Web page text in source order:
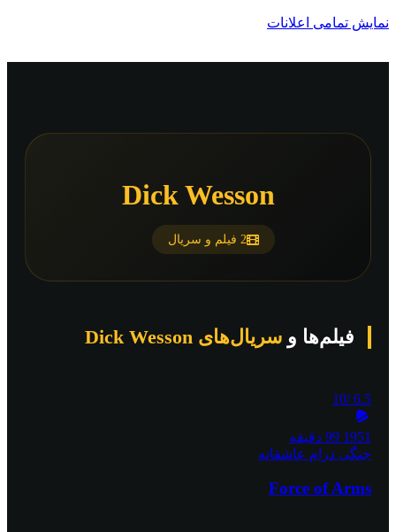
نمایش تمامی اعلانات
Dick Wesson
2 فیلم و سریال
فیلم‌ها و سریال‌های Dick Wesson
6.5
/10
1951 99 دقیقه
جنگی درام عاشقانه
Force of Arms